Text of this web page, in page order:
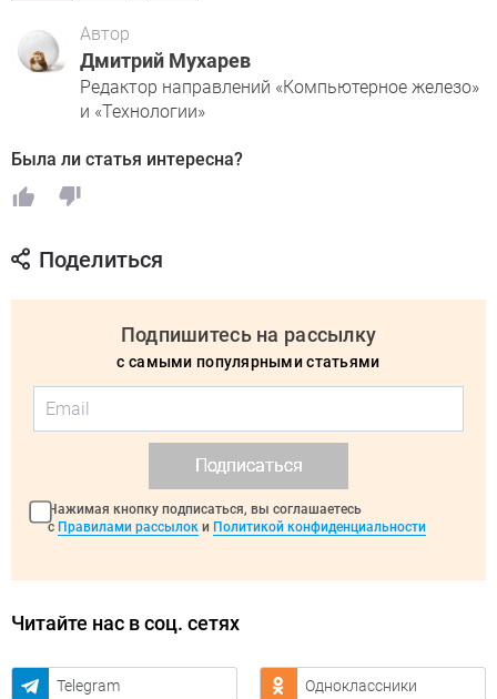
Автор
Дмитрий Мухарев
Редактор направлений «Компьютерное железо»
и «Технологии»
Была ли статья интересна?
Поделиться
Подпишитесь на рассылку
с самыми популярными статьями
Подписаться
Нажимая кнопку подписаться, вы соглашаетесь
с Правилами рассылок и Политикой конфиденциальности
Читайте нас в соц. сетях
Telegram Одноклассники